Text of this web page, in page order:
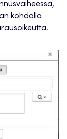
kohdalla